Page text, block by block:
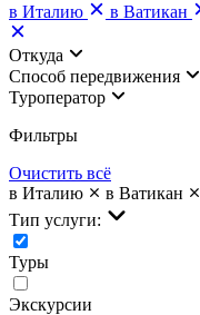
в Италию
в Ватикан
Откуда
Cпособ передвижения
Туроператор
Фильтры
Очистить всё
в Италию
в Ватикан
Тип услуги:
Туры
Экскурсии